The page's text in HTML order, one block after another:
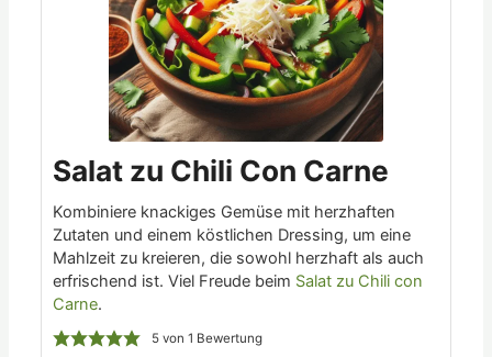
Salat zu Chili Con Carne
Kombiniere knackiges Gemüse mit herzhaften
Zutaten und einem köstlichen Dressing, um eine
Mahlzeit zu kreieren, die sowohl herzhaft als auch
erfrischend ist. Viel Freude beim Salat zu Chili con
Carne​.
5 von 1 Bewertung